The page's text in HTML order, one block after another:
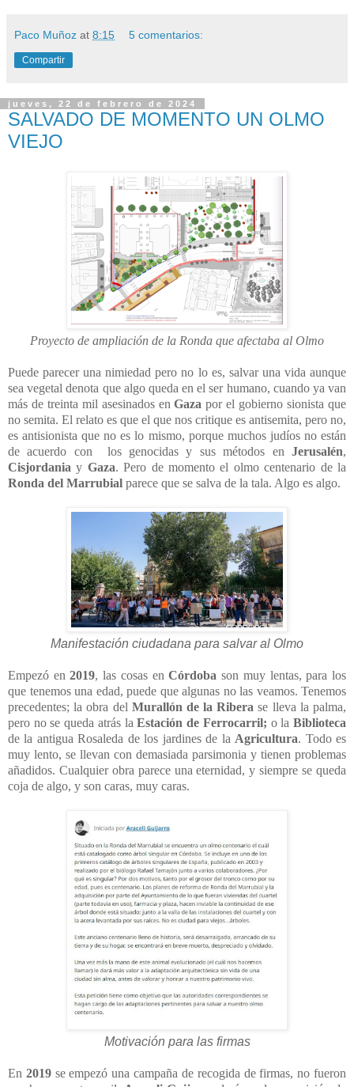
Paco Muñoz at 8:15 5 comentarios:
Compartir
jueves, 22 de febrero de 2024
SALVADO DE MOMENTO UN OLMO
VIEJO
Proyecto de ampliación de la Ronda que afectaba al Olmo
Puede parecer una nimiedad pero no lo es, salvar una vida aunque
sea vegetal denota que algo queda en el ser humano, cuando ya van
más de treinta mil asesinados enGaza por el gobierno sionista que
no semita. El relato es que el que nos critique es antisemita, pero no,
es antisionista que no es lo mismo, porque muchos judíos no están
de acuerdo con los genocidas y sus métodos en Jerusalén,
Cisjordania y Gaza. Pero de momento el olmo centenario de la
Ronda del Marrubial parece que se salva de la tala. Algo es algo.
Manifestación ciudadana para salvar al Olmo
Empezó en2019, las cosas enCórdobason muy lentas, para los
que tenemos una edad, puede que algunas no las veamos. Tenemos
precedentes; la obra del Murallón de la Ribera se lleva la palma,
pero no se queda atrás laEstación de Ferrocarril; o laBiblioteca
de la antigua Rosaleda de los jardines de la Agricultura. Todo es
muy lento, se llevan con demasiada parsimonia y tienen problemas
añadidos. Cualquier obra parece una eternidad, y siempre se queda
coja de algo, y son caras, muy caras.
Motivación para las firmas
En 2019se empezó una campaña de recogida de firmas, no fueron